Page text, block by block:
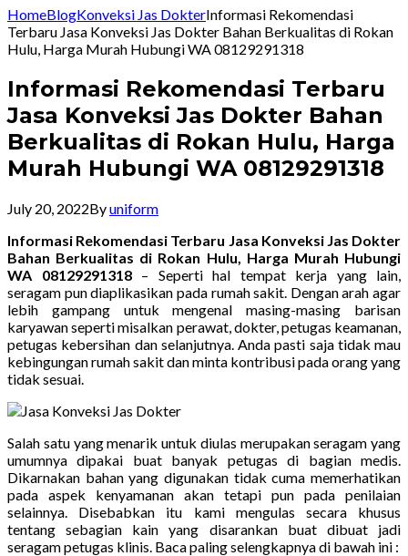
HomeBlogKonveksi Jas DokterInformasi Rekomendasi
Terbaru Jasa Konveksi Jas Dokter Bahan Berkualitas di Rokan
Hulu, Harga Murah Hubungi WA 08129291318
Informasi Rekomendasi Terbaru
Jasa Konveksi Jas Dokter Bahan
Berkualitas di Rokan Hulu, Harga
Murah Hubungi WA 08129291318
July 20, 2022Byuniform
Informasi Rekomendasi Terbaru Jasa Konveksi Jas Dokter
Bahan Berkualitas di Rokan Hulu, Harga Murah Hubungi
WA 08129291318– Seperti hal tempat kerja yang lain,
seragam pun diaplikasikan pada rumah sakit. Dengan arah agar
lebih gampang untuk mengenal masing-masing barisan
karyawan seperti misalkan perawat, dokter, petugas keamanan,
petugas kebersihan dan selanjutnya. Anda pasti saja tidak mau
kebingungan rumah sakit dan minta kontribusi pada orang yang
tidak sesuai.
Salah satu yang menarik untuk diulas merupakan seragam yang
umumnya dipakai buat banyak petugas di bagian medis.
Dikarnakan bahan yang digunakan tidak cuma memerhatikan
pada aspek kenyamanan akan tetapi pun pada penilaian
selainnya. Disebabkan itu kami mengulas secara khusus
tentang sebagian kain yang disarankan buat dibuat jadi
seragam petugas klinis. Baca paling selengkapnya di bawah ini :